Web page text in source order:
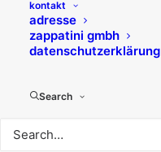
kontakt
adresse
zappatini gmbh
datenschutzerklärung
Search